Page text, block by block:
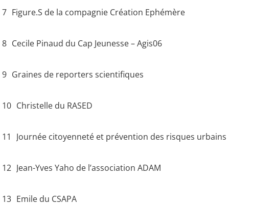
7 Figure.S de la compagnie Création Ephémère
8 Cecile Pinaud du Cap Jeunesse – Agis06
9 Graines de reporters scientifiques
10 Christelle du RASED
11 Journée citoyenneté et prévention des risques urbains
12 Jean-Yves Yaho de l’association ADAM
13 Emile du CSAPA